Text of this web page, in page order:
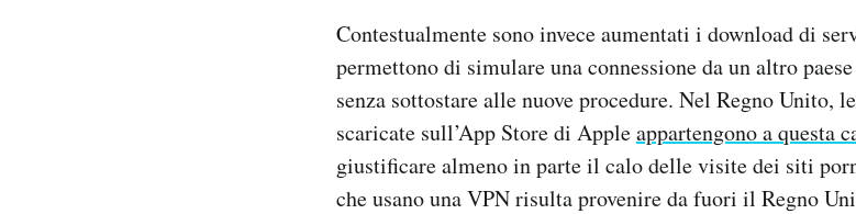
Contestualmente sono invece aumentati i download di
permettono di simulare una connessione da un altro
senza sottostare alle nuove procedure. Nel Regno Unito,
scaricate sull’App Store di Appleappartengono a questa
giustificare almeno in parte il calo delle visite dei siti
che usano una VPN risulta provenire da fuori il Regno